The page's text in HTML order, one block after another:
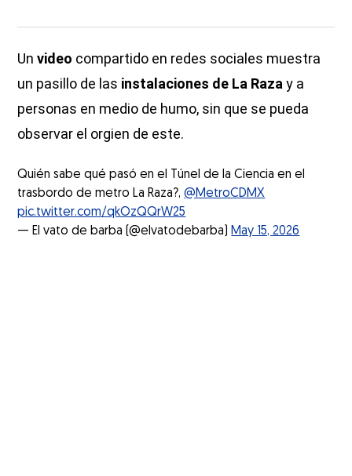
Unvideo compartido en redes sociales muestra
un pasillo de las instalaciones de La Raza y a
personas en medio de humo, sin que se pueda
observar el orgien de este.
Quién sabe qué pasó en el Túnel de la Ciencia en el
trasbordo de metro La Raza?,@MetroCDMX
pic.twitter.com/qkOzQQrW25
— El vato de barba (@elvatodebarba) May 15, 2026